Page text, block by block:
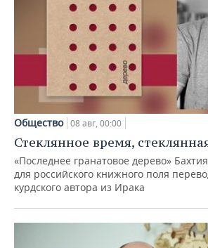
Общество 08 авг, 00:00
Стеклянное время,
«Последнее гранатовое дерево»
для российского книжного поля
курдского автора из Ирака